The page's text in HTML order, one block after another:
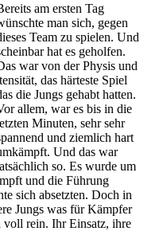
am ersten Tag
man sich, gegen
Team zu spielen. Und
hat es geholfen.
war von der Physis und
das härteste Spiel
die Jungs gehabt hatten.
allem, war es bis in die
Minuten, sehr sehr
und ziemlich hart
Und das war
so. Es wurde um
und die Führung
sich absetzten. Doch in
Jungs was für Kämpfer
voll rein. Ihr Einsatz, ihre